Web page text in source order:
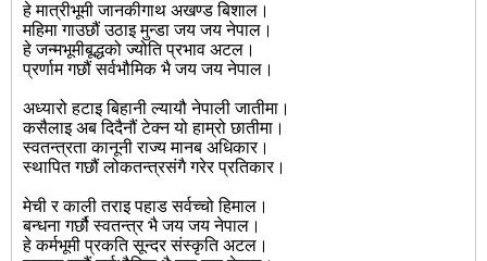
हे मात्रीभूमी जानकीगाथ अखण्ड बिशाल।
महिमा गाउछौं उठाइ मुन्डा जय जय नेपाल।
हे जन्मभूमीबूद्धको ज्योति प्रभाव अटल।
प्रर्णाम गछौं सर्वभौमिक भै जय जय नेपाल।
अध्यारो हटाइ बिहानी ल्यायौ नेपाली जातीमा।
कसैलाइ अब दिदैनौं टेक्न यो हाम्रो छातीमा।
स्वतन्त्रता कानूनी राज्य मानब अधिकार।
स्थापित गछौं लोकतन्त्रसंगै गरेर प्रतिकार।
मेची र काली तराइ पहाड सर्वच्चो हिमाल।
बन्धना गर्छौ स्वतन्त्र भै जय जय नेपाल।
हे कर्मभूमी प्रकति सून्दर संस्कृति अटल।